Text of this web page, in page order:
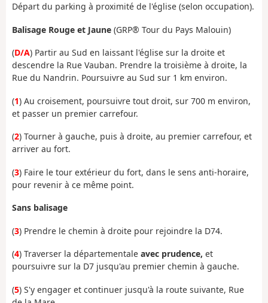
Départ du parking à proximité de l'église (selon occupation).
Balisage Rouge et Jaune (GRP® Tour du Pays Malouin)
(D/A) Partir au Sud en laissant l'église sur la droite et
descendre la Rue Vauban. Prendre la troisième à droite, la
Rue du Nandrin. Poursuivre au Sud sur 1 km environ.
(1) Au croisement, poursuivre tout droit, sur 700 m environ,
et passer un premier carrefour.
(2) Tourner à gauche, puis à droite, au premier carrefour, et
arriver au fort.
(3) Faire le tour extérieur du fort, dans le sens anti-horaire,
pour revenir à ce même point.
Sans balisage
(3) Prendre le chemin à droite pour rejoindre la D74.
(4) Traverser la départementale avec prudence, et
poursuivre sur la D7 jusqu'au premier chemin à gauche.
(5) S'y engager et continuer jusqu'à la route suivante, Rue